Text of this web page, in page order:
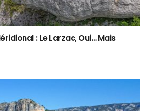
: Le Larzac, Oui… Mais